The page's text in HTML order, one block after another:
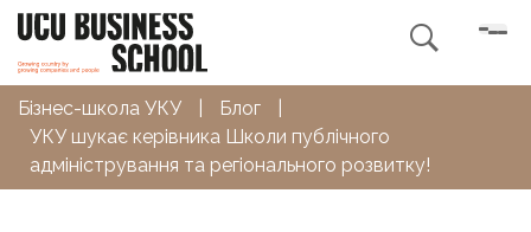

Бізнес-школа УКУ Блог
УКУ шукає керівника Школи публічного
адміністрування та регіонального розвитку!